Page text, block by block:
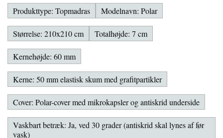
Produkttype: Topmadras Modelnavn: Polar
Størrelse: 210x210 cm Totalhøjde: 7 cm
Kernehøjde: 60 mm
Kerne: 50 mm elastisk skum med grafitpartikler
Cover: Polar-cover med mikrokapsler og antiskrid underside
Vaskbart betræk: Ja, ved 30 grader (antiskrid skal lynes af før
vask)